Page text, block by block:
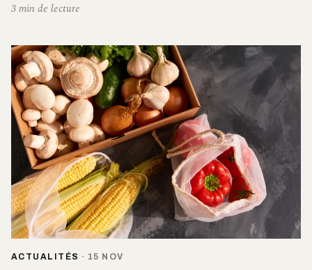
3 min de lecture
ACTUALITÉS · 15 NOV